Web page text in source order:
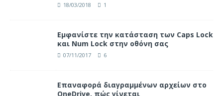
18/03/2018 1
Eμφανίστε την κατάσταση των Caps Lock
και Num Lock στην οθόνη σας
07/11/2017 6
Επαναφορά διαγραμμένων αρχείων στο
OneDrive, πώς γίνεται